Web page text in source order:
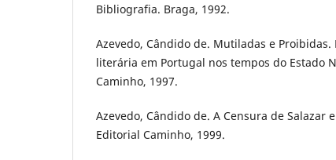
Bibliografia. Braga, 1992.
Azevedo, Cândido de. Mutiladas e
literária em Portugal nos tempos do Estado
Caminho, 1997.
Azevedo, Cândido de. A Censura de Salazar
Editorial Caminho, 1999.